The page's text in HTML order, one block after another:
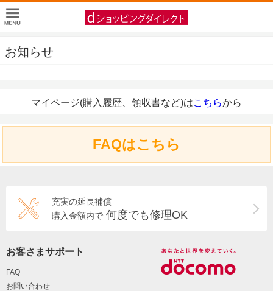
お知らせ
マイページ(購入履歴、領収書など)はこちらから
FAQはこちら
充実の延長補償
購入金額内で 何度でも修理OK
お客さまサポート
FAQ
お問い合わせ